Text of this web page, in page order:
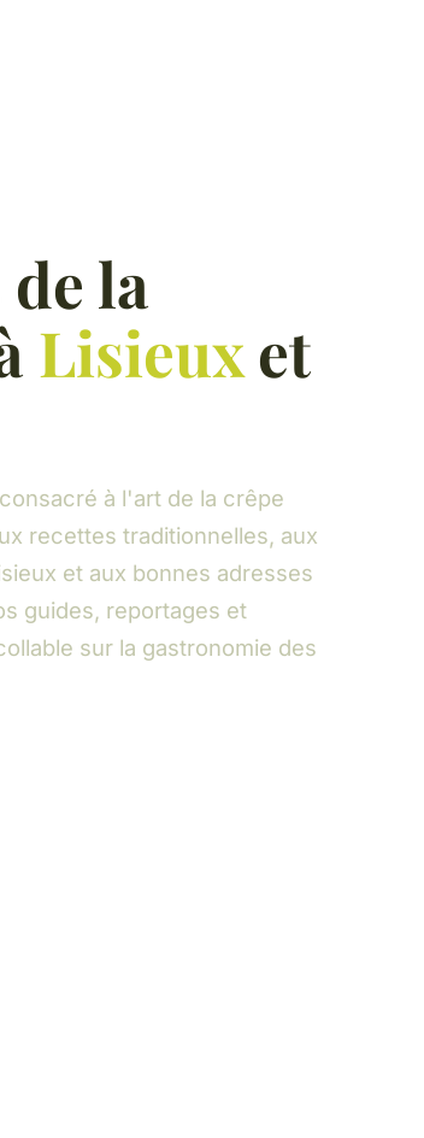
la
Lisieuxet
à l'art de la crêpe
recettes traditionnelles, aux
et aux bonnes adresses
guides, reportages et
sur la gastronomie des